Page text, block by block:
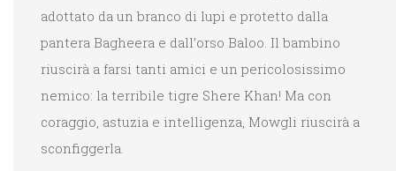
adottato da un branco di lupi e protetto dalla
pantera Bagheera e dall’orso Baloo. Il bambino
riuscirà a farsi tanti amici e un pericolosissimo
nemico: la terribile tigre Shere Khan! Ma con
coraggio, astuzia e intelligenza, Mowgli riuscirà a
sconfiggerla.